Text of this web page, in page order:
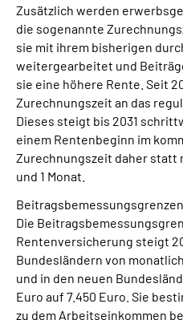
Zusätzlich werden
die sogenannte
sie mit ihrem bisherigen
weitergearbeitet und
sie eine höhere Rente. Seit
Zurechnungszeit an das
Dieses steigt bis 2031
einem Rentenbeginn im
Zurechnungszeit daher statt
und 1 Monat.
Die
Rentenversicherung steigt
Bundesländern von
und in den neuen
Euro auf 7.450 Euro. Sie
zu dem Arbeitseinkommen